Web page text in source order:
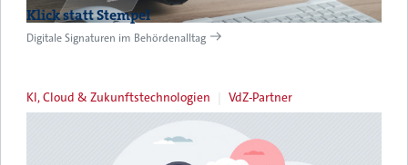
Klick statt Stempel
Digitale Signaturen im Behördenalltag
KI, Cloud & Zukunftstechnologien VdZ-Partner